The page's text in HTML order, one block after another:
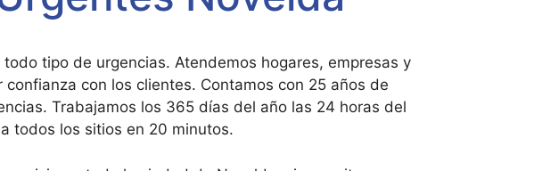
tipo de urgencias. Atendemos hogares, empresas y
con los clientes. Contamos con 25 años de
Trabajamos los 365 días del año las 24 horas del
todos los sitios en 20 minutos.